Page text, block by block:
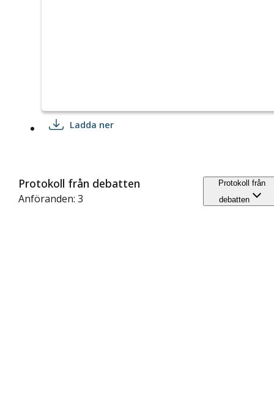
Ladda ner
Protokoll från debatten
Anföranden: 3
Protokoll från
debatten